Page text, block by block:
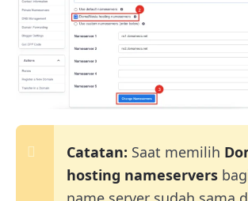
Catatan: Saat memilih
hosting nameservers